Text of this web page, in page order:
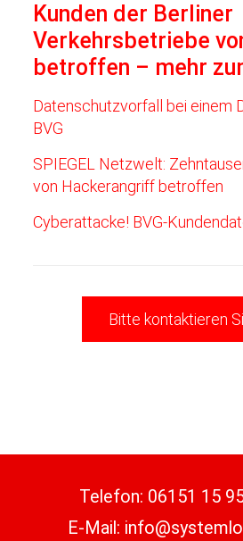
Kunden der Berliner
Verkehrsbetriebe
betroffen – mehr
Datenschutzvorfall bei einem
BVG
SPIEGEL Netzwelt:
von Hackerangriff betroffen
Cyberattacke! BVG-
Bitte kontaktieren
Telefon: 06151 15
E-Mail: